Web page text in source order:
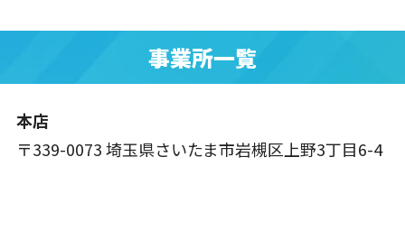
事業所一覧
本店
〒339-0073 埼玉県さいたま市岩槻区上野3丁目6-4